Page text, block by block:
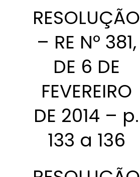
RESOLUÇÃO
– RE Nº 381,
DE 6 DE
FEVEREIRO
DE 2014 – p.
133 a 136